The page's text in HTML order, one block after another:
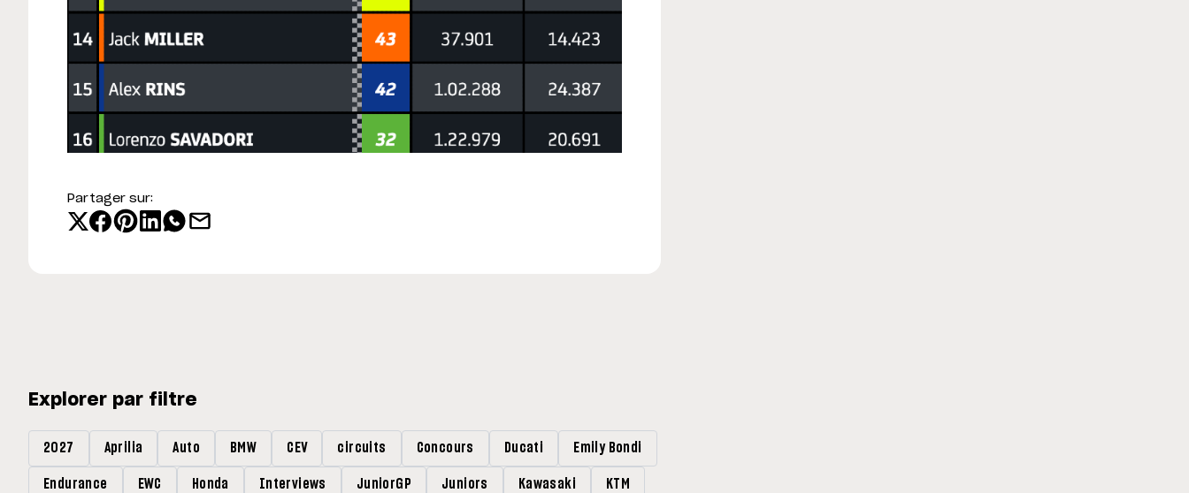
Partager sur:
Explorer par filtre
2027 Aprilia Auto BMW CEV circuits Concours Ducati Emily Bondi
Endurance EWC Honda Interviews JuniorGP Juniors Kawasaki KTM